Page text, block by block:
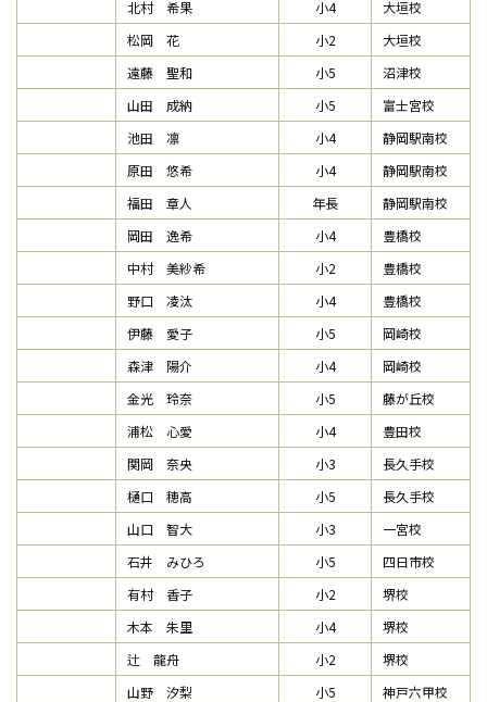
北村 希果 小4
大垣校
松岡 花
小2
大垣校
遠藤 聖和
小5
沼津校
山田 成納
小5
富士宮校
池田 凛
小4
静岡駅南校
原田 悠希
小4
静岡駅南校
福田 章人
年長
静岡駅南校
岡田 逸希
小4
豊橋校
中村 美紗希
小2
豊橋校
野口 凌汰
小4
豊橋校
伊藤 愛子
小5
岡崎校
森津 陽介
小4
岡崎校
金光 玲奈
小5
藤が丘校
浦松 心愛
小4
豊田校
関岡 奈央
小3
長久手校
樋口 穂高
小5
長久手校
山口 智大
小3
一宮校
石井 みひろ
小5
四日市校
有村 香子
小2
堺校
木本 朱里
小4
堺校
辻 龍舟
小2
堺校
山野 汐梨
小5
神戸六甲校